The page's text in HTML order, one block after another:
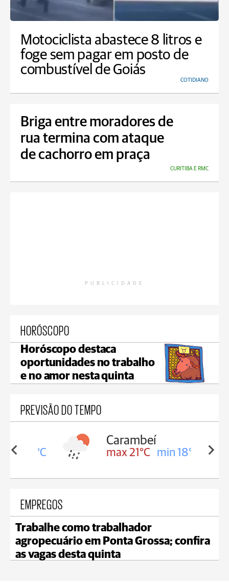
Motociclista abastece 8 litros e
foge sem pagar em posto de
combustível de Goiás
COTIDIANO
Briga entre moradores de
rua termina com ataque
de cachorro em praça
CURITIBA E RMC
PUBLICIDADE
HORÓSCOPO
Horóscopo destaca
oportunidades no trabalho
e no amor nesta quinta
PREVISÃO DO TEMPO
18°C
Carambeí
max 21°C min 18°C
EMPREGOS
Trabalhe como trabalhador
agropecuário em Ponta Grossa; confira
as vagas desta quinta